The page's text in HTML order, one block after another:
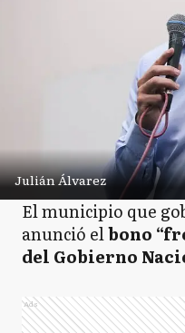
Julián Álvarez
El municipio que
anunció elbono
del Gobierno
Ads